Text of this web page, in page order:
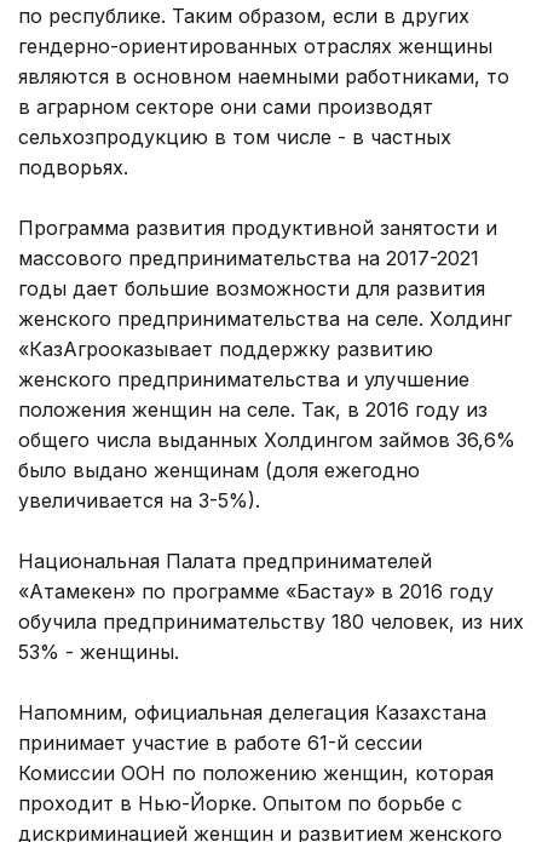
по республике. Таким образом, если в других
гендерно-ориентированных отраслях женщины
являются в основном наемными работниками, то
в аграрном секторе они сами производят
сельхозпродукцию в том числе - в частных
подворьях.
Программа развития продуктивной занятости и
массового предпринимательства на 2017-2021
годы дает большие возможности для развития
женского предпринимательства на селе. Холдинг
«КазАгрооказывает поддержку развитию
женского предпринимательства и улучшение
положения женщин на селе. Так, в 2016 году из
общего числа выданных Холдингом займов 36,6%
было выдано женщинам (доля ежегодно
увеличивается на 3-5%).
Национальная Палата предпринимателей
«Атамекен» по программе «Бастау» в 2016 году
обучила предпринимательству 180 человек, из них
53% - женщины.
Напомним, официальная делегация Казахстана
принимает участие в работе 61-й сессии
Комиссии ООН по положению женщин, которая
проходит в Нью-Йорке. Опытом по борьбе с
дискриминацией женщин и развитием женского